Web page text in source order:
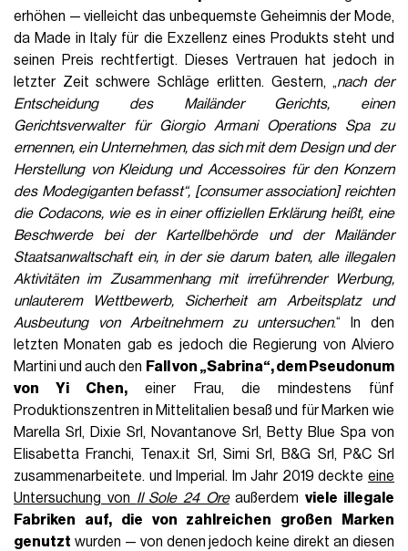
erhöhen — vielleicht das unbequemste Geheimnis der Mode,
da Made in Italy für die Exzellenz eines Produkts steht und
seinen Preis rechtfertigt. Dieses Vertrauen hat jedoch in
letzter Zeit schwere Schläge erlitten. Gestern, „nach der
Entscheidung des Mailänder Gerichts, einen
Gerichtsverwalter für Giorgio Armani Operations Spa zu
ernennen, ein Unternehmen, das sich mit dem Design und der
Herstellung von Kleidung und Accessoires für den Konzern
des Modegiganten befasst“, [consumer association] reichten
die Codacons, wie es in einer offiziellen Erklärung heißt, eine
Beschwerde bei der
Kartellbehörde und der Mailänder
Staatsanwaltschaft ein, in der sie darum baten, alle illegalen
Aktivitäten im Zusammenhang mit irreführender Werbung,
unlauterem Wettbewerb, Sicherheit am Arbeitsplatz und
Ausbeutung von Arbeitnehmern zu untersuchen.“ In den
letzten Monaten gab es jedoch die Regierung von Alviero
Martini und auch den Fall von „Sabrina“, dem Pseudonum
von Yi Chen, einer Frau, die mindestens fünf
Produktionszentren in Mittelitalien besaß und für Marken wie
Marella Srl, Dixie Srl, Novantanove Srl, Betty Blue Spa von
Elisabetta Franchi, Tenax.it Srl, Simi Srl, B&G Srl, P&C Srl
zusammenarbeitete. und Imperial. Im Jahr 2019 deckte eine
Untersuchung von Il Sole 24 Oreaußerdemviele illegale
Fabriken auf, die von zahlreichen großen Marken
genutzt wurden — von denen jedoch keine direkt an diesen